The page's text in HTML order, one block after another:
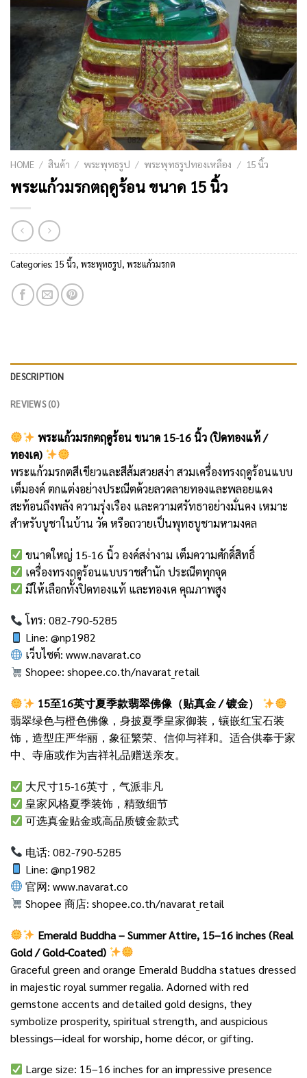
HOME / สินค้า / พระพุทธรูป / พระพุทธรูปทองเหลือง / 15 นิ้ว
พระแก้วมรกตฤดูร้อน ขนาด 15 นิ้ว
Categories: 15 นิ้ว, พระพุทธรูป, พระแก้วมรกต
DESCRIPTION
REVIEWS (0)
พระแก้วมรกตฤดูร้อน ขนาด 15-16 นิ้ว (ปิดทองแท้ /
ทองเค)
พระแก้วมรกตสีเขียวและสีส้มสวยสง่า สวมเครื่องทรงฤดูร้อนแบบ
เต็มองค์ ตกแต่งอย่างประณีตด้วยลวดลายทองและพลอยแดง
สะท้อนถึงพลัง ความรุ่งเรือง และความศรัทธาอย่างมั่นคง เหมาะ
สำหรับบูชาในบ้าน วัด หรือถวายเป็นพุทธบูชามหามงคล
ขนาดใหญ่ 15-16 นิ้ว องค์สง่างาม เต็มความศักดิ์สิทธิ์
เครื่องทรงฤดูร้อนแบบราชสำนัก ประณีตทุกจุด
มีให้เลือกทั้งปิดทองแท้ และทองเค คุณภาพสูง
โทร: 082-790-5285
Line: @np1982
เว็บไซต์:www.navarat.co
Shopee:shopee.co.th/navarat_retail
15至16英寸夏季款翡翠佛像（贴真金 / 镀金）
翡翠绿色与橙色佛像，身披夏季皇家御装，镶嵌红宝石装
饰，造型庄严华丽，象征繁荣、信仰与祥和。适合供奉于家
中、寺庙或作为吉祥礼品赠送亲友。
大尺寸15-16英寸，气派非凡
皇家风格夏季装饰，精致细节
可选真金贴金或高品质镀金款式
电话: 082-790-5285
Line: @np1982
官网:www.navarat.co
Shopee 商店:shopee.co.th/navarat_retail
Emerald Buddha – Summer Attire, 15–16 inches (Real
Gold / Gold-Coated)
Graceful green and orange Emerald Buddha statues dressed
in majestic royal summer regalia. Adorned with red
gemstone accents and detailed gold designs, they
symbolize prosperity, spiritual strength, and auspicious
blessings—ideal for worship, home décor, or gifting.
Large size: 15–16 inches for an impressive presence